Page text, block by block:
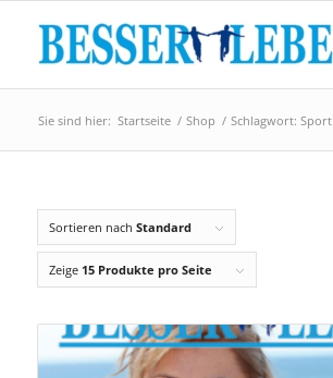
Sie sind hier: Startseite / Shop / Schlagwort: Sport
Sortieren nach Standard
Zeige 15 Produkte pro Seite